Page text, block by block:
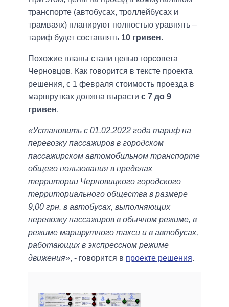
транспорте (автобусах, троллейбусах и
трамваях) планируют полностью уравнять –
тариф будет составлять 10 гривен.
Похожие планы стали целью горсовета
Черновцов. Как говорится в тексте проекта
решения, с 1 февраля стоимость проезда в
маршрутках должна вырасти с 7 до 9
гривен.
«Установить с 01.02.2022 года тариф на
перевозку пассажиров в городском
пассажирском автомобильном транспорте
общего пользования в пределах
территории Черновицкого городского
территориального общества в размере
9,00 грн. в автобусах, выполняющих
перевозку пассажиров в обычном режиме, в
режиме маршрутного такси и в автобусах,
работающих в экспрессном режиме
движения», - говорится в проекте решения.